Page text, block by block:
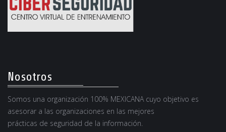
Nosotros
Somos una organización 100% MEXICANA cuyo objetivo es
asesorar a las organizaciones en las mejores
prácticas de seguridad de la información.